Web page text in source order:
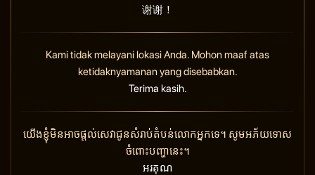
谢谢！
Kami tidak melayani lokasi Anda. Mohon maaf atas
ketidaknyamanan yang disebabkan.
Terima kasih.
យើងខ្ញុំមិនអាចផ្តល់សេវាជូនសំរាប់តំបន់លោកអ្នកទេ។ សូមអភ័យទោស
ចំពោះបញ្ហានេះ។
អរគុណ